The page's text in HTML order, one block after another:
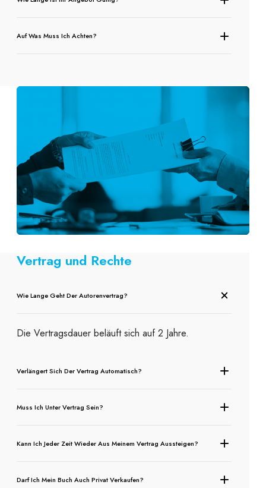
Auf Was Muss Ich Achten?
Vertrag und Rechte
Wie Lange Geht Der Autorenvertrag?
Die Vertragsdauer beläuft sich auf 2 Jahre.
Verlängert Sich Der Vertrag Automatisch?
Muss Ich Unter Vertrag Sein?
Kann Ich Jeder Zeit Wieder Aus Meinem Vertrag Aussteigen?
Darf Ich Mein Buch Auch Privat Verkaufen?